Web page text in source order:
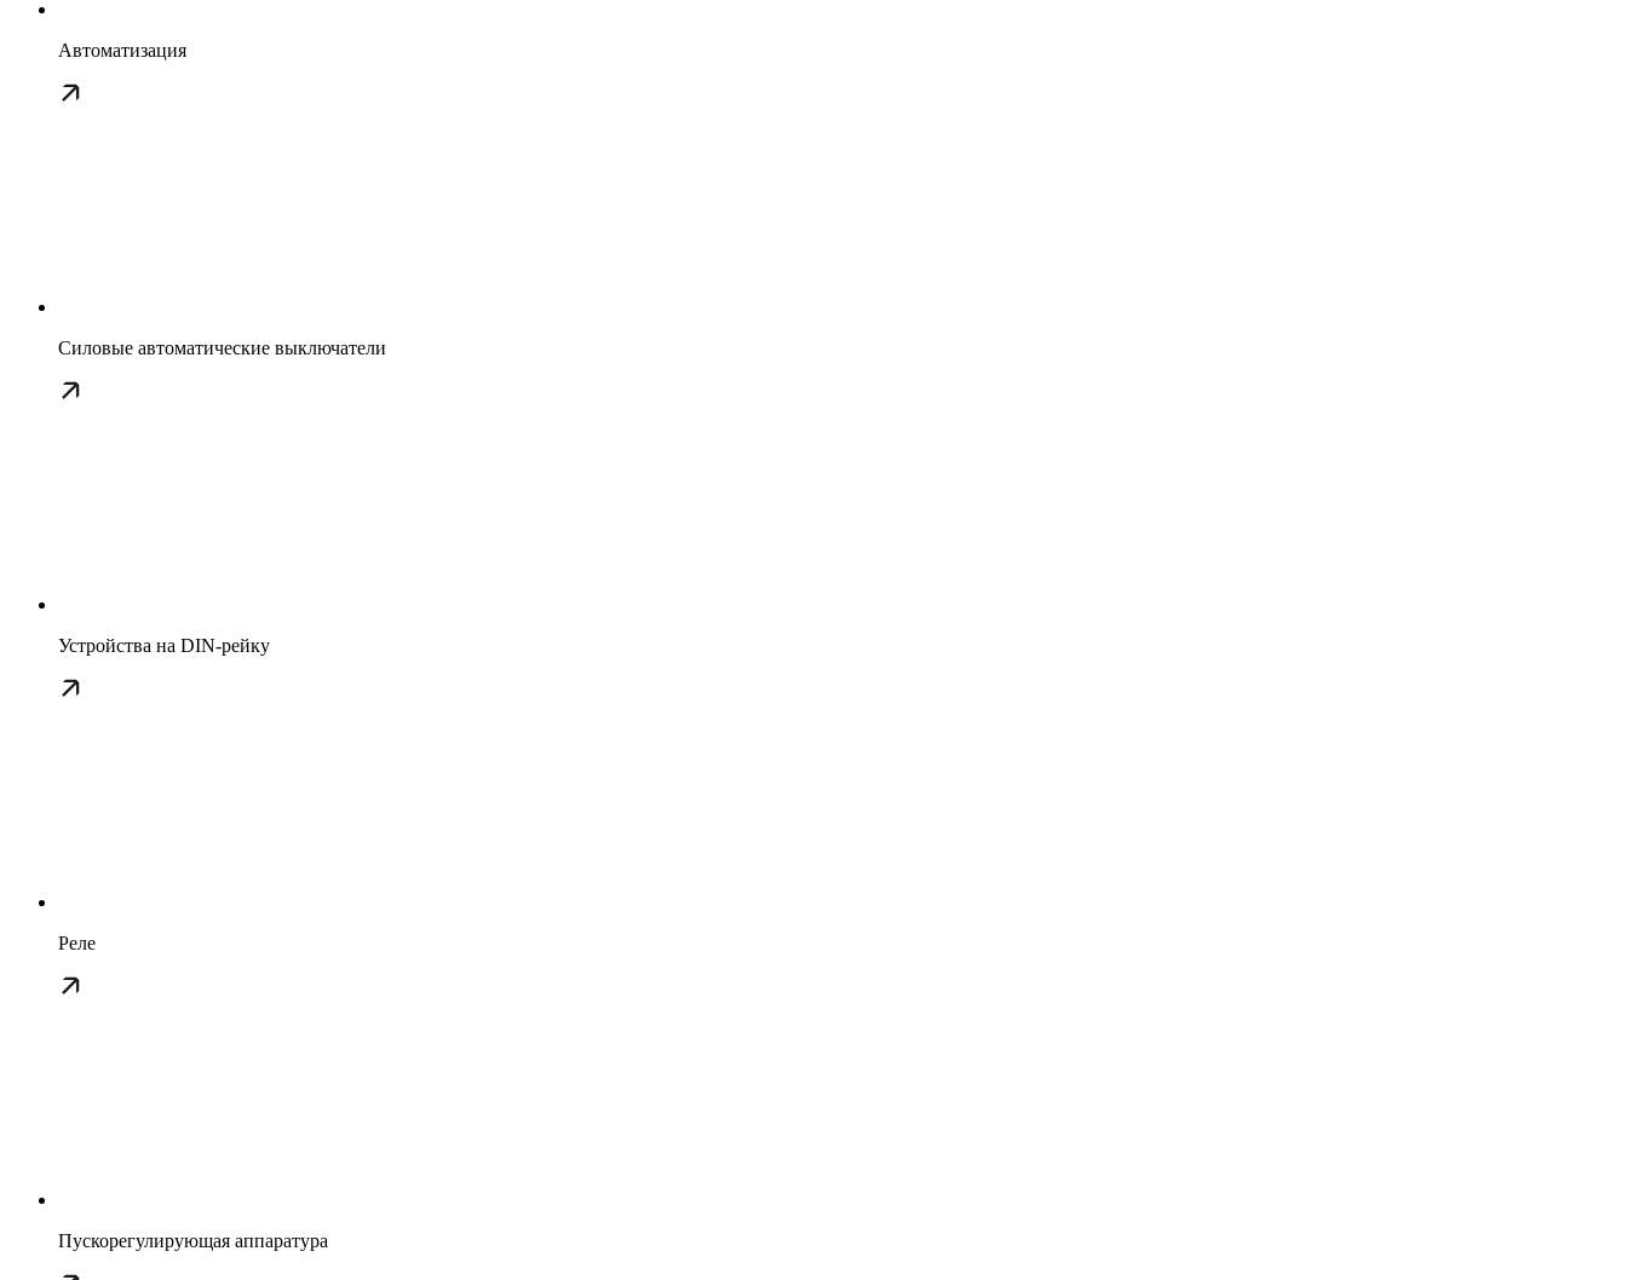
Автоматизация
Силовые автоматические выключатели
Устройства на DIN-рейку
Реле
Пускорегулирующая аппаратура